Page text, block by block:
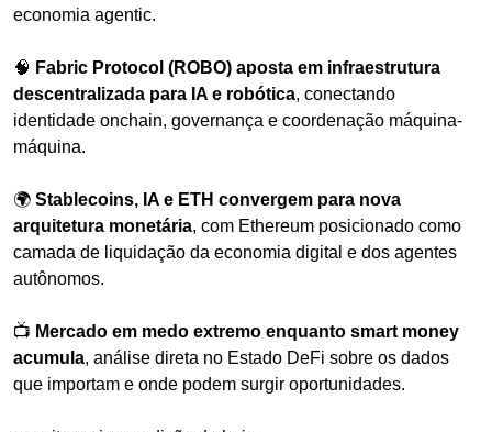
economia agentic.
🧠 Fabric Protocol (ROBO) aposta em infraestrutura
descentralizada para IA e robótica, conectando
identidade onchain, governança e coordenação máquina-
máquina.
🌍 Stablecoins, IA e ETH convergem para nova
arquitetura monetária, com Ethereum posicionado como
camada de liquidação da economia digital e dos agentes
autônomos.
📺 Mercado em medo extremo enquanto smart money
acumula, análise direta no Estado DeFi sobre os dados
que importam e onde podem surgir oportunidades.